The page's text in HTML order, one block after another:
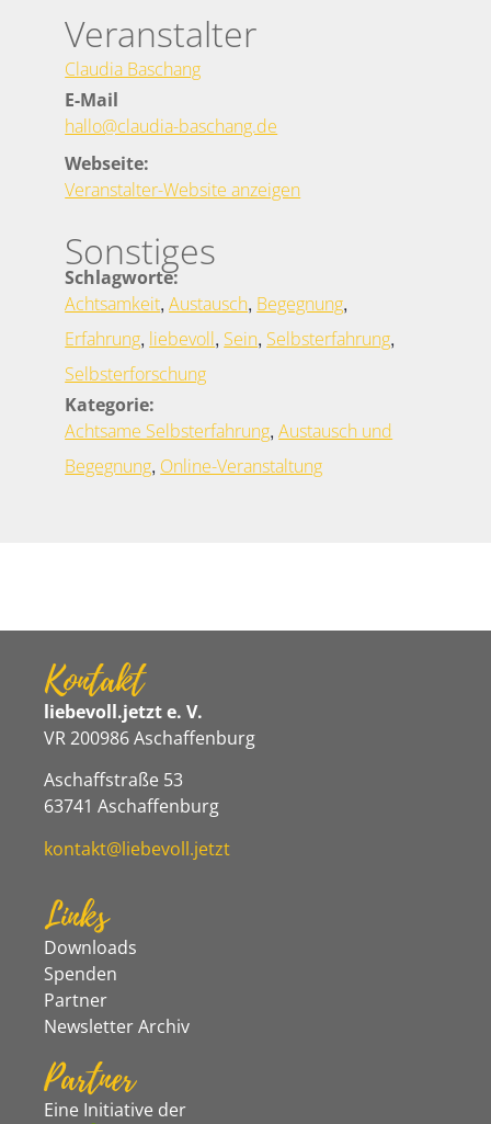
Veranstalter
Claudia Baschang
E-Mail
hallo@claudia-baschang.de
Webseite:
Veranstalter-Website anzeigen
Sonstiges
Schlagworte:
Achtsamkeit, Austausch, Begegnung,
Erfahrung, liebevoll, Sein, Selbsterfahrung,
Selbsterforschung
Kategorie:
Achtsame Selbsterfahrung,Austausch und
Begegnung, Online-Veranstaltung
Kontakt
liebevoll.jetzt e. V.
VR 200986 Aschaffenburg
Aschaffstraße 53
63741 Aschaffenburg
kontakt@liebevoll.jetzt
Links
Downloads
Spenden
Partner
Newsletter Archiv
Partner
Eine Initiative der